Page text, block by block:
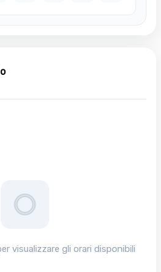
visualizzare gli orari disponibili